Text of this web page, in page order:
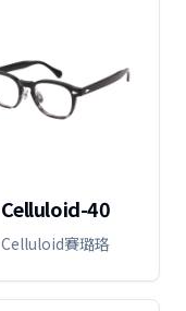
Celluloid-40
Celluloid賽璐珞